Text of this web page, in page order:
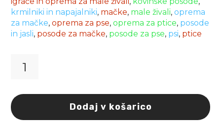
krmilniki in napajalniki, mačke, male živali,oprema
za mačke,oprema za pse,oprema za ptice, posode
in jasli, posode za mačke, posode za pse, psi, ptice
živali
Avaro
RF
Dodaj v košarico